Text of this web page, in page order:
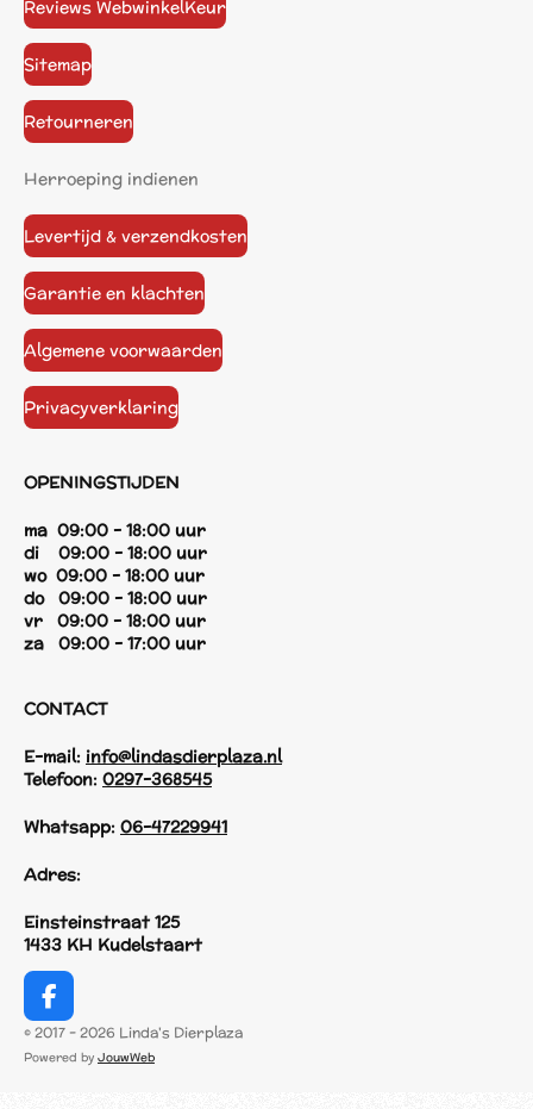
Reviews WebwinkelKeur
Sitemap
Retourneren
Herroeping indienen
Levertijd & verzendkosten
Garantie en klachten
Algemene voorwaarden
Privacyverklaring
OPENINGSTIJDEN
ma 09:00 - 18:00 uur
di 09:00 - 18:00 uur
wo 09:00 - 18:00 uur
do 09:00 - 18:00 uur
vr 09:00 - 18:00 uur
za 09:00 - 17:00 uur
CONTACT
E-mail: info@lindasdierplaza.nl
Telefoon: 0297-368545
Whatsapp: 06-47229941
Adres:
Einsteinstraat 125
1433 KH Kudelstaart
F
a
c
© 2017 - 2026 Linda's Dierplaza
Powered by JouwWeb